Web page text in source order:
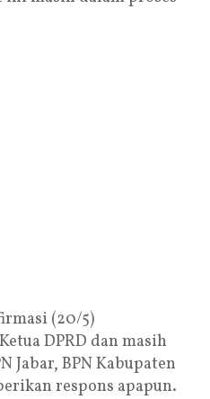
(20/5)
DPRD dan masih
Jabar, BPN Kabupaten
respons apapun.